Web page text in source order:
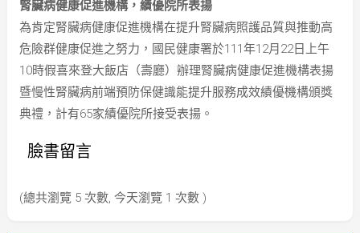
腎臟病健康促進機構，績優院所表揚
為肯定腎臟病健康促進機構在提升腎臟病照護品質與推動高
危險群健康促進之努力，國民健康署於111年12月22日上午
10時假喜來登大飯店（壽廳）辦理腎臟病健康促進機構表揚
暨慢性腎臟病前端預防保健識能提升服務成效績優機構頒獎
典禮，計有65家績優院所接受表揚。
臉書留言
(總共瀏覽 5 次數, 今天瀏覽 1 次數 )